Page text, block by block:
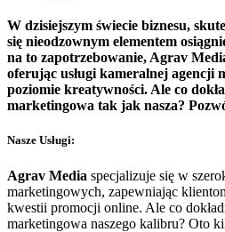
W dzisiejszym świecie biznesu,
się nieodzownym elementem
na to zapotrzebowanie, Agrav
oferując usługi kameralnej agencji
poziomie kreatywności. Ale co
marketingowa tak jak nasza?
Nasze Usługi:
Agrav Media specjalizuje się w
marketingowych, zapewniając
kwestii promocji online. Ale co
marketingowa naszego kalibru? Oto